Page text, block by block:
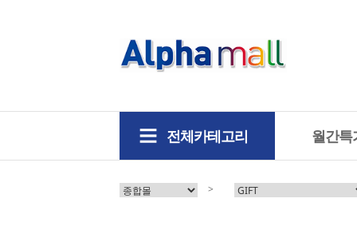
전체카테고리 월간특
>